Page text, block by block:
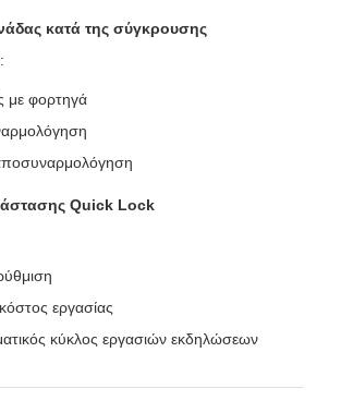
κατά της σύγκρουσης
με φορτηγά
Quick Lock
εργασίας
κύκλος εργασιών εκδηλώσεων